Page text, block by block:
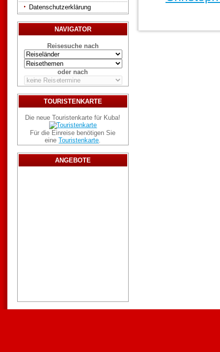
Datenschutzerklärung
NAVIGATOR
Reisesuche nach
oder nach
TOURISTENKARTE
Die neue Touristenkarte für Kuba!
Für die Einreise benötigen Sie
eineTouristenkarte.
ANGEBOTE